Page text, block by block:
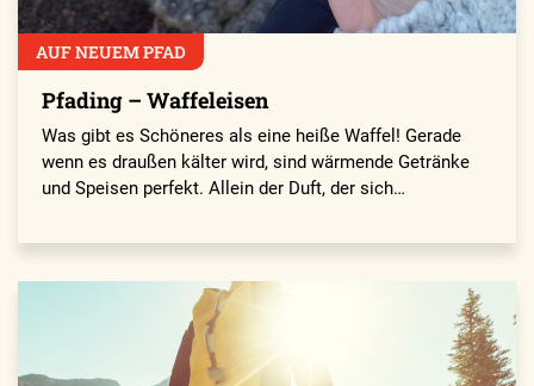
AUF NEUEM PFAD
Pfading – Waffeleisen
Was gibt es Schöneres als eine heiße Waffel! Gerade
wenn es draußen kälter wird, sind wärmende Getränke
und Speisen perfekt. Allein der Duft, der sich…